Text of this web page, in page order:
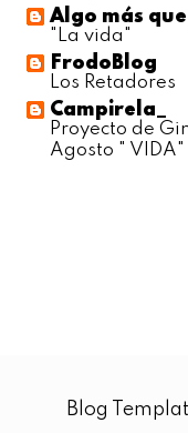
Algo más
"La vida"
FrodoBlog
Los Retadores
Campirela_
Proyecto de
Agosto " VIDA"
Blog